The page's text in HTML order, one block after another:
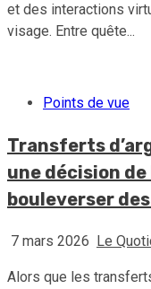
et des interactions
visage. Entre quête...
Points de vue
Transferts
une décision
bouleverser
7 mars 2026 Le
Alors que les